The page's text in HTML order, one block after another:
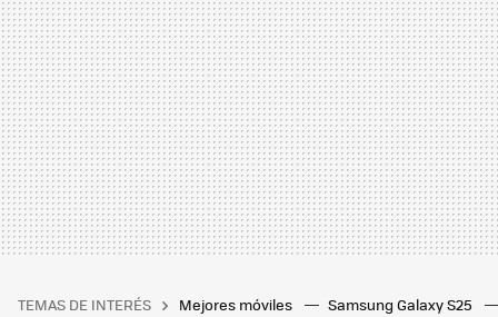
TEMAS DE INTERÉS Mejores móviles Samsung Galaxy S25